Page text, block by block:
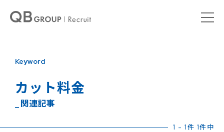
Keyword
カット料金
_ 関連記事
1 - 1件 1件中